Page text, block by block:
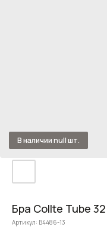
Бра Collte Tube 32
Артикул: B4486-13